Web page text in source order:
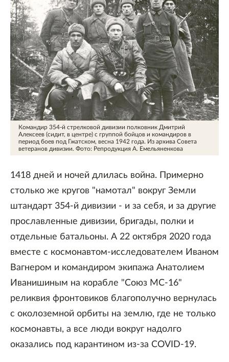
Командир 354-й стрелковой дивизии полковник Дмитрий
Алексеев (сидит, в центре) с группой бойцов и командиров в
период боев под Гжатском, весна 1942 года. Из архива Совета
ветеранов дивизии. Фото: Репродукция А. Емельяненкова
1418 дней и ночей длилась война. Примерно
столько же кругов "намотал" вокруг Земли
штандарт 354-й дивизии - и за себя, и за другие
прославленные дивизии, бригады, полки и
отдельные батальоны. А 22 октября 2020 года
вместе с космонавтом-исследователем Иваном
Вагнером и командиром экипажа Анатолием
Иванишиным на корабле "Союз МС-16"
реликвия фронтовиков благополучно вернулась
с околоземной орбиты на землю, где не только
космонавты, а все люди вокруг надолго
оказались под карантином из-за COVID-19.